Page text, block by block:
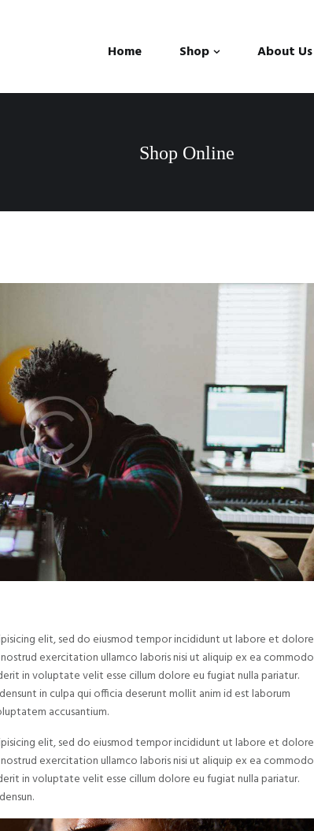
Home Shop About Us
Shop Online
elit, sed do eiusmod tempor incididunt ut labore et dolore
exercitation ullamco laboris nisi ut aliquip ex ea commodo
in voluptate velit esse cillum dolore eu fugiat nulla pariatur.
in culpa qui officia deserunt mollit anim id est laborum
accusantium.
elit, sed do eiusmod tempor incididunt ut labore et dolore
exercitation ullamco laboris nisi ut aliquip ex ea commodo
in voluptate velit esse cillum dolore eu fugiat nulla pariatur.